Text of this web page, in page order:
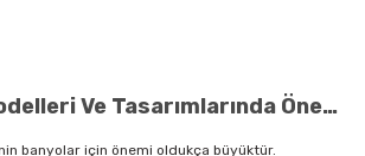
Duşakabin Modelleri Ve Tasarımlarında Öne Çıkan Detaylar
banyolar için önemi oldukça büyüktür.